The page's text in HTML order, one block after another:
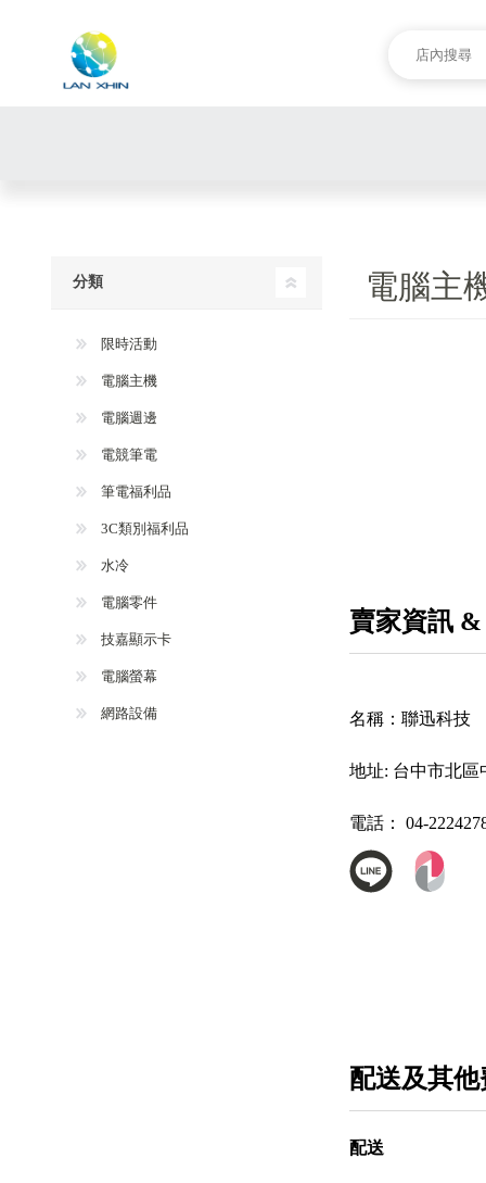
電腦主
賣家資訊
名稱： 聯迅科技
地址: 台中市北區
電話： 04-
配送及其
配送
分類
限時活動
電腦主機
電腦週邊
電競筆電
筆電福利品
3C類別福利品
水冷
電腦零件
技嘉顯示卡
電腦螢幕
網路設備